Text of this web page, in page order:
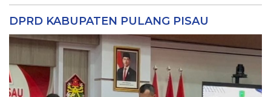
DPRD KABUPATEN PULANG PISAU